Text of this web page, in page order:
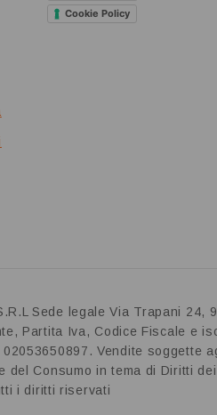
Cookie Policy
Sede legale Via Trapani 24,
Partita Iva, Codice Fiscale e
Vendite soggette
del Consumo in tema di Diritti
i diritti riservati